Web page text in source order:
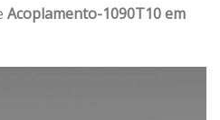
Acoplamento-1090T10 em